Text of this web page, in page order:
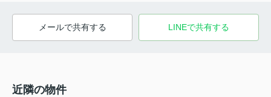
メールで共有する LINEで共有する
近隣の物件